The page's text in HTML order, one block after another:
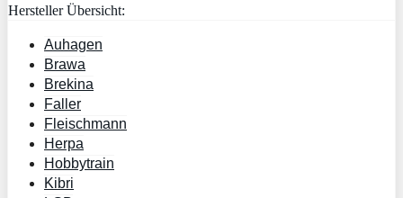
Hersteller Übersicht:
Auhagen
Brawa
Brekina
Faller
Fleischmann
Herpa
Hobbytrain
Kibri